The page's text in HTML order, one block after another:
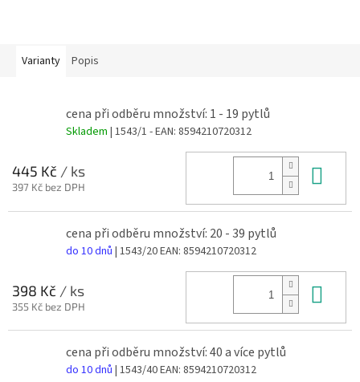
Varianty Popis
cena při odběru množství: 1 - 19 pytlů
Skladem | 1543/1 -EAN: 8594210720312
445 Kč / ks
397 Kč bez DPH
cena při odběru množství: 20 - 39 pytlů
do 10 dnů | 1543/20EAN: 8594210720312
398 Kč / ks
355 Kč bez DPH
cena při odběru množství: 40 a více pytlů
do 10 dnů | 1543/40EAN: 8594210720312